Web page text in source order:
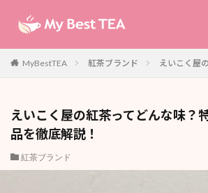
MyBestTEA 紅茶ブランド えいこく屋
えいこく屋の紅茶ってどんな味？
品を徹底解説！
紅茶ブランド